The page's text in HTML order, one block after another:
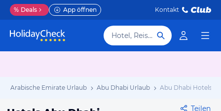
% Deals App öffnen Kontakt
Hotel, Reiseziel
Arabische Emirate Urlaub Abu Dhabi Urlaub Abu Dhabi Hotels
Teilen